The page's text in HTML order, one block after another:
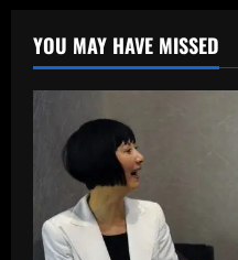
YOU MAY HAVE MISSED